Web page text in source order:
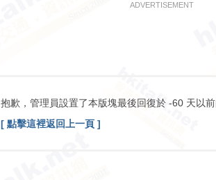
ADVERTISEMENT
抱歉，管理員設置了本版塊最後回復於 -60 天以
[ 點擊這裡返回上一頁 ]